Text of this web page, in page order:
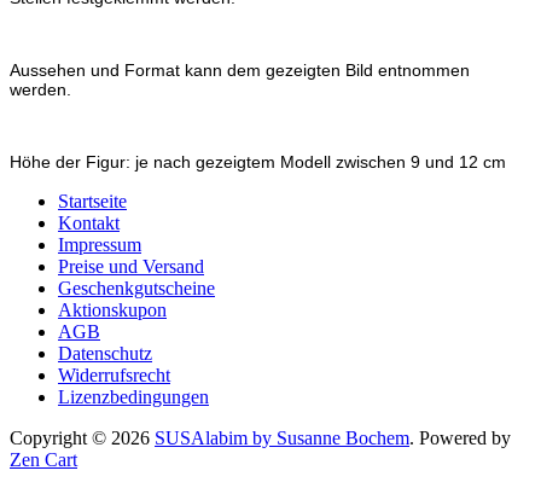
Aussehen und Format kann dem gezeigten Bild entnommen
werden.
Höhe der Figur: je nach gezeigtem Modell zwischen 9 und 12 cm
Startseite
Kontakt
Impressum
Preise und Versand
Geschenkgutscheine
Aktionskupon
AGB
Datenschutz
Widerrufsrecht
Lizenzbedingungen
Copyright © 2026 SUSAlabim by Susanne Bochem. Powered by
Zen Cart